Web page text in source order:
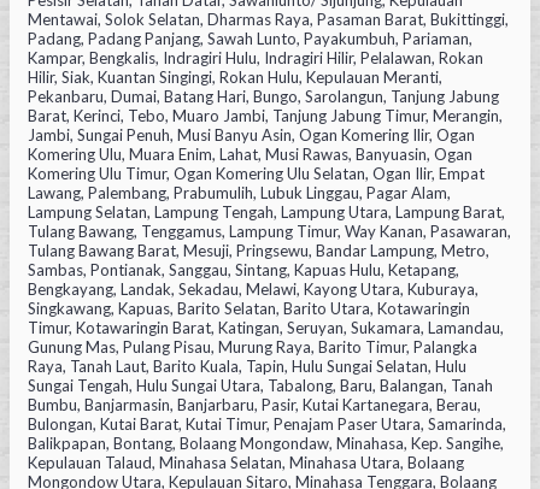
Mentawai, Solok Selatan, Dharmas Raya, Pasaman Barat, Bukittinggi,
Padang, Padang Panjang, Sawah Lunto, Payakumbuh, Pariaman,
Kampar, Bengkalis, Indragiri Hulu, Indragiri Hilir, Pelalawan, Rokan
Hilir, Siak, Kuantan Singingi, Rokan Hulu, Kepulauan Meranti,
Pekanbaru, Dumai, Batang Hari, Bungo, Sarolangun, Tanjung Jabung
Barat, Kerinci, Tebo, Muaro Jambi, Tanjung Jabung Timur, Merangin,
Jambi, Sungai Penuh, Musi Banyu Asin, Ogan Komering Ilir, Ogan
Komering Ulu, Muara Enim, Lahat, Musi Rawas, Banyuasin, Ogan
Komering Ulu Timur, Ogan Komering Ulu Selatan, Ogan Ilir, Empat
Lawang, Palembang, Prabumulih, Lubuk Linggau, Pagar Alam,
Lampung Selatan, Lampung Tengah, Lampung Utara, Lampung Barat,
Tulang Bawang, Tenggamus, Lampung Timur, Way Kanan, Pasawaran,
Tulang Bawang Barat, Mesuji, Pringsewu, Bandar Lampung, Metro,
Sambas, Pontianak, Sanggau, Sintang, Kapuas Hulu, Ketapang,
Bengkayang, Landak, Sekadau, Melawi, Kayong Utara, Kuburaya,
Singkawang, Kapuas, Barito Selatan, Barito Utara, Kotawaringin
Timur, Kotawaringin Barat, Katingan, Seruyan, Sukamara, Lamandau,
Gunung Mas, Pulang Pisau, Murung Raya, Barito Timur, Palangka
Raya, Tanah Laut, Barito Kuala, Tapin, Hulu Sungai Selatan, Hulu
Sungai Tengah, Hulu Sungai Utara, Tabalong, Baru, Balangan, Tanah
Bumbu, Banjarmasin, Banjarbaru, Pasir, Kutai Kartanegara, Berau,
Bulongan, Kutai Barat, Kutai Timur, Penajam Paser Utara, Samarinda,
Balikpapan, Bontang, Bolaang Mongondaw, Minahasa, Kep. Sangihe,
Kepulauan Talaud, Minahasa Selatan, Minahasa Utara, Bolaang
Mongondow Utara, Kepulauan Sitaro, Minahasa Tenggara, Bolaang